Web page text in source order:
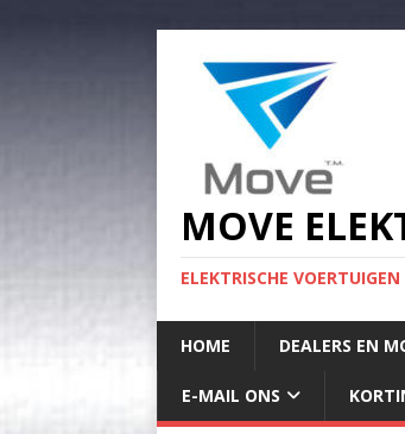
MOVE
ELEKTRISCHE
HOME DEALERS EN
E-MAIL ONS